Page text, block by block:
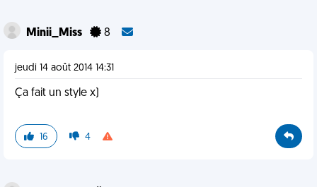
Minii_Miss 8
jeudi 14 août 2014 14:31
Ça fait un style x)
16 4